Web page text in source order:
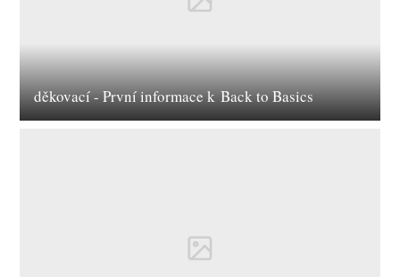
děkovací - První informace k Back to Basics